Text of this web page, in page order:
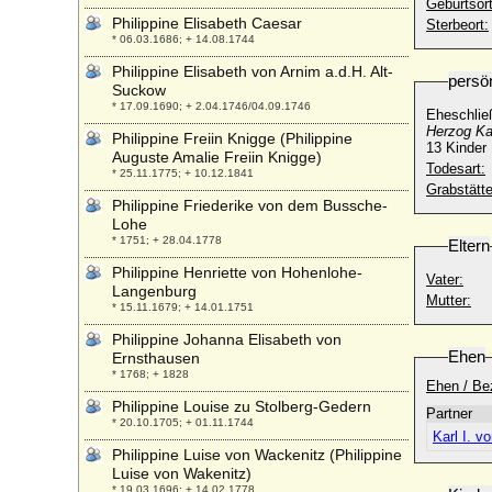
Sterbeort:
Herzog
13 Kinder
Todesart:
Eltern
Vater:
Mutter:
Ehen
Ehen /
Partner
Karl I.
Philippine Elisabeth Caesar
* 06.03.1686; + 14.08.1744
Philippine Elisabeth von Arnim a.d.H. Alt-
Suckow
* 17.09.1690; + 2.04.1746/04.09.1746
Philippine Freiin Knigge (Philippine
Auguste Amalie Freiin Knigge)
* 25.11.1775; + 10.12.1841
Philippine Friederike von dem Bussche-
Lohe
* 1751; + 28.04.1778
Philippine Henriette von Hohenlohe-
Langenburg
* 15.11.1679; + 14.01.1751
Philippine Johanna Elisabeth von
Ernsthausen
* 1768; + 1828
Philippine Louise zu Stolberg-Gedern
* 20.10.1705; + 01.11.1744
Philippine Luise von Wackenitz (Philippine
Luise von Wakenitz)
* 19.03.1696; + 14.02.1778